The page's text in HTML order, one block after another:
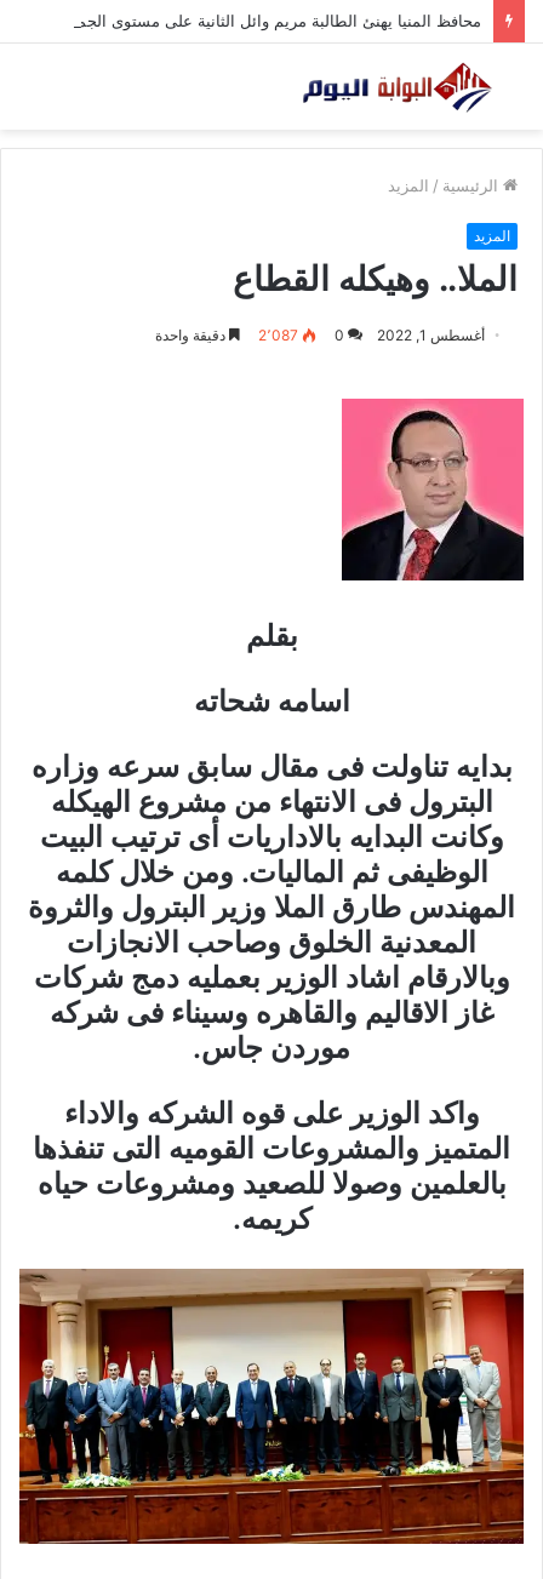
الرئيسية / المزيد
المزيد
الملا.. وهيكله القطاع
أغسطس 1, 2022 0 2٬087 دقيقة واحدة
بقلم
اسامه شحاته
بدايه تناولت فى مقال سابق سرعه وزاره
البترول فى الانتهاء من مشروع الهيكله
وكانت البدايه بالاداريات أى ترتيب البيت
الوظيفى ثم الماليات. ومن خلال كلمه
المهندس طارق الملا وزير البترول والثروة
المعدنية الخلوق وصاحب الانجازات
وبالارقام اشاد الوزير بعمليه دمج شركات
غاز الاقاليم والقاهره وسيناء فى شركه
موردن جاس.
واكد الوزير على قوه الشركه والاداء
المتميز والمشروعات القوميه التى تنفذها
بالعلمين وصولا للصعيد ومشروعات حياه
كريمه.